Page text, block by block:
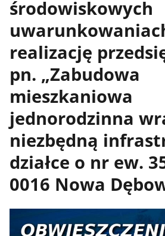
środowiskowych
realizację
pn. „Zabudowa
mieszkaniowa
jednorodzinna
niezbędną
działce o nr ew.
0016 Nowa